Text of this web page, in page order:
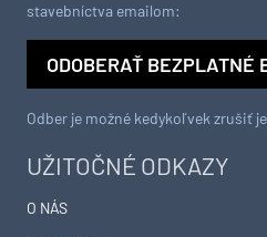
UŽITOČNÉ ODKAZY
O NÁS
stavebníctva emailom:
ODOBERAŤ BEZPLATNÉ
Odber je možné kedykoľvek zrušiť